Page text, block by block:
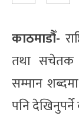
काठमाडौँ-
तथा सचेतक
सम्मान
पनि